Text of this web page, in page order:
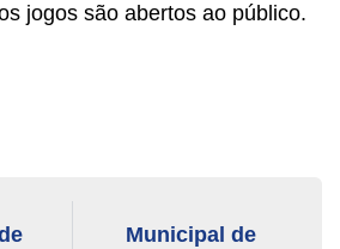
jogos são abertos ao público.
Municipal de